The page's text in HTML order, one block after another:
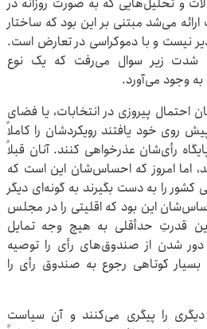
می‌شد مبتنی بر این‌ بود که ساختار
نیست و با دموکراسی در تعارض است.
شدت زیر سوال می‌رفت که یک نوع
وجود می‌آورد.
احتمال پیروزی در انتخابات، یا فضای
روی خود یافتند رویکردشان را کاملاً
رأی‌شان عذرخواهی کنند. آنان قبلاً
اما امروز که احساس‌شان این است که
کشور را به دست بگیرند به گونه‌ای دیگر
این بود که اقلیتی را در مجلس
قدرتِ حدأقلی به هیچ وجه تمایل
دور شدن از صندوق‌های رأی را توصیه
کوتاهی رجوع به صندوق رأی را
را پیگری می‌کنند و آن سیاست